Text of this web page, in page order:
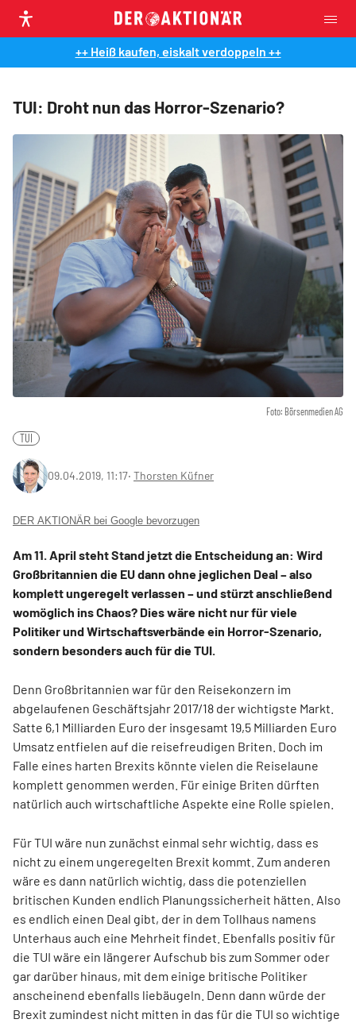
++ Heiß kaufen, eiskalt verdoppeln ++
TUI: Droht nun das Horror-Szenario?
Foto: Börsenmedien AG
TUI
09.04.2019, 11:17‧ Thorsten Küfner
DER AKTIONÄR bei Google bevorzugen
Am 11. April steht Stand jetzt die Entscheidung an: Wird
Großbritannien die EU dann ohne jeglichen Deal – also
komplett ungeregelt verlassen – und stürzt anschließend
womöglich ins Chaos? Dies wäre nicht nur für viele
Politiker und Wirtschaftsverbände ein Horror-Szenario,
sondern besonders auch für die TUI.
Denn Großbritannien war für den Reisekonzern im
abgelaufenen Geschäftsjahr 2017/18 der wichtigste Markt.
Satte 6,1 Milliarden Euro der insgesamt 19,5 Milliarden Euro
Umsatz entfielen auf die reisefreudigen Briten. Doch im
Falle eines harten Brexits könnte vielen die Reiselaune
komplett genommen werden. Für einige Briten dürften
natürlich auch wirtschaftliche Aspekte eine Rolle spielen.
Für TUI wäre nun zunächst einmal sehr wichtig, dass es
nicht zu einem ungeregelten Brexit kommt. Zum anderen
wäre es dann natürlich wichtig, dass die potenziellen
britischen Kunden endlich Planungssicherheit hätten. Also
es endlich einen Deal gibt, der in dem Tollhaus namens
Unterhaus auch eine Mehrheit findet. Ebenfalls positiv für
die TUI wäre ein längerer Aufschub bis zum Sommer oder
gar darüber hinaus, mit dem einige britische Politiker
anscheinend ebenfalls liebäugeln. Denn dann würde der
Brexit zumindest nicht mitten in das für die TUI so wichtige